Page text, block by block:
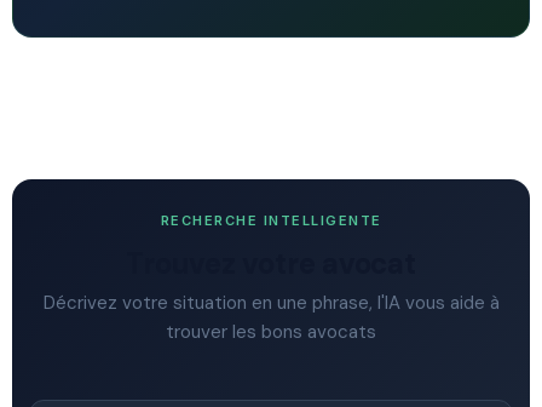
RECHERCHE INTELLIGENTE
Décrivez votre situation en une phrase, l'IA vous aide à
trouver les bons avocats